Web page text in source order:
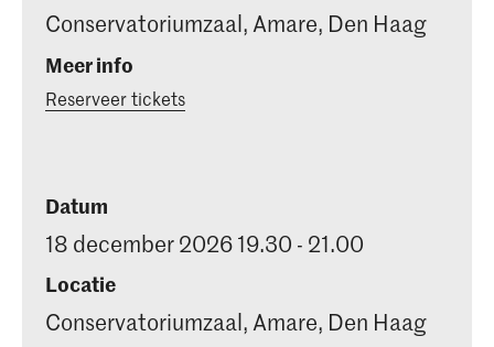
Conservatoriumzaal, Amare, Den Haag
Meer info
Reserveer tickets
Datum
18 december 2026 19.30 - 21.00
Locatie
Conservatoriumzaal, Amare, Den Haag